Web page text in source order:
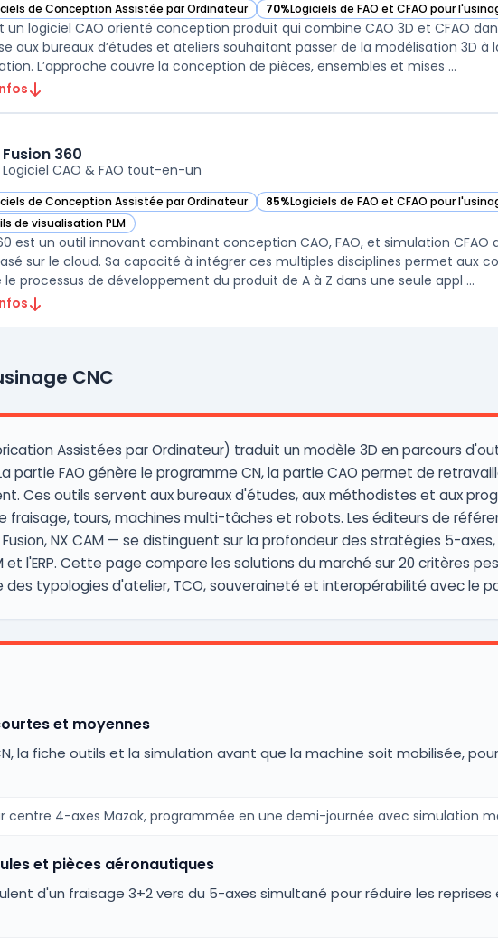
de Conception Assistée par Ordinateur
dans cette catégorie 70%Logiciels de FAO et CFAO pour
— voir ZW3D dans cette catégorie
un logiciel CAO orienté conception produit qui combine CAO 3D et CFAO
aux bureaux d’études et ateliers souhaitant passer de la modélisation 3D
d’information. L’approche couvre la conception de pièces, ensembles et mises ...
Fusion 360
Logiciel CAO & FAO tout-en-un
de Conception Assistée par Ordinateur
360 dans cette catégorie 85%Logiciels de FAO et CFAO pour
— voir Fusion 360 dans cette catégorie
de visualisation PLM
360 dans cette catégorie
est un outil innovant combinant conception CAO, FAO, et simulation
sur le cloud. Sa capacité à intégrer ces multiples disciplines permet aux
le processus de développement du produit de A à Z dans une seule appl ...
CNC
Assistées par Ordinateur) traduit un modèle 3D en parcours
partie FAO génère le programme CN, la partie CAO permet de
Ces outils servent aux bureaux d'études, aux méthodistes et aux
fraisage, tours, machines multi-tâches et robots. Les éditeurs de
Fusion, NX CAM — se distinguent sur la profondeur des stratégies 5-
l'ERP. Cette page compare les solutions du marché sur 20 critères
typologies d'atelier, TCO, souveraineté et interopérabilité avec le
et moyennes
la fiche outils et la simulation avant que la machine soit mobilisée,
centre 4-axes Mazak, programmée en une demi-journée avec simulation
et pièces aéronautiques
d'un fraisage 3+2 vers du 5-axes simultané pour réduire les